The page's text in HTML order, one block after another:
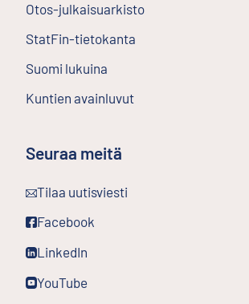
Otos-julkaisuarkisto
StatFin-tietokanta
Suomi lukuina
Kuntien avainluvut
Seuraa meitä
Tilaa uutisviesti
Ulkoinen linkki
Facebook
Ulkoinen linkki
LinkedIn
Ulkoinen linkki
YouTube
Ulkoinen linkki